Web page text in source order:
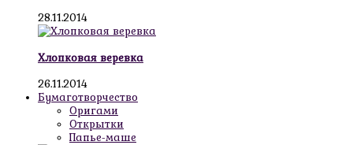
28.11.2014
Хлопковая веревка
26.11.2014
Бумаготворчество
Оригами
Открытки
Папье-маше